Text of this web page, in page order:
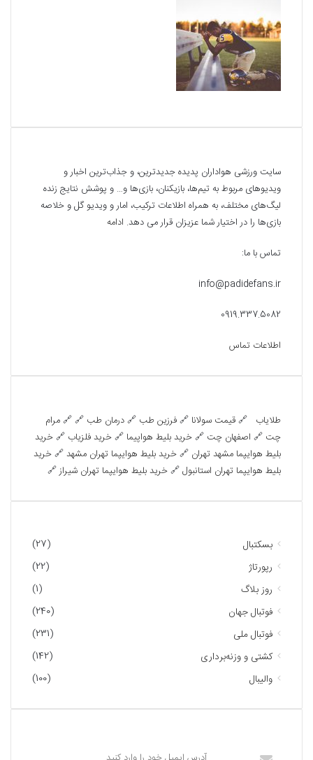
سایت ورزشی هواداران پدیده جدیدترین، و جذاب‌ترین اخبار و
ویدیوهای مربوط به تیم‌ها، بازیکنان، بازی‌ها و… و پوشش نتایج زنده
لیگ‌های مختلف، به همراه اطلاعات ترکیب، امار و ویدیو‌‌ گل‌ و خلاصه
بازی‌ها را در اختیار شما عزیزان قرار می دهد. ادامه
تماس با ما:
info@padidefans.ir
0919.337.5082
اطلاعات تماس
طلایاب 🔗قیمت سولانا 🔗فرزین طب 🔗درمان طب 🔗 🔗مرام
چت 🔗 اصفهان چت 🔗خرید بلیط هواپیما 🔗خرید فلزیاب 🔗خرید
بلیط هوایپما مشهد تهران 🔗خرید بلیط هوایپما تهران مشهد🔗خرید
بلیط هوایپما تهران استانبول🔗خرید بلیط هوایپما تهران شیراز🔗
بسکتبال
(27)
رپورتاژ
(22)
روز بلاگ
(1)
فوتبال جهان
(240)
فوتبال ملی
(231)
کشتی و وزنه‌برداری
(142)
والیبال
(100)
آدرس